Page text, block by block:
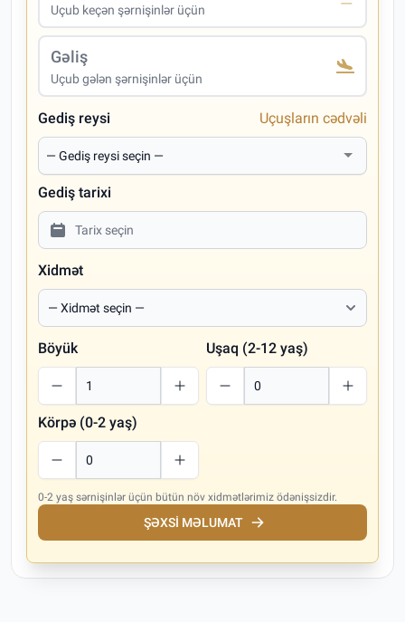
Uçub keçən şərnişinlər üçün
Gəliş
Uçub gələn şərnişinlər üçün
Gediş reysi Uçuşların cədvəli
Gediş tarixi
Xidmət
Böyük Uşaq (2-12 yaş)
Körpə (0-2 yaş)
0-2 yaş sərnişinlər üçün bütün növ xidmətlərimiz ödənişsizdir.
ŞƏXSI MƏLUMAT